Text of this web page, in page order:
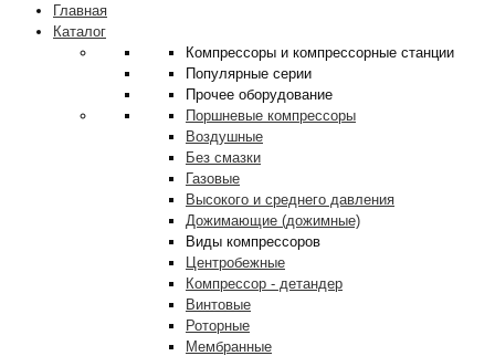
Главная
Каталог
Компрессоры и компрессорные станции
Популярные серии
Прочее оборудование
Поршневые компрессоры
Воздушные
Без смазки
Газовые
Высокого и среднего давления
Дожимающие (дожимные)
Виды компрессоров
Центробежные
Компрессор - детандер
Винтовые
Роторные
Мембранные